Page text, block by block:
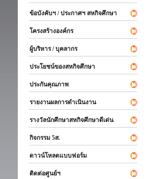
ข้อบังคับฯ / ประกาศฯ สหกิจศึกษา
โครงสร้างองค์กร
ผู้บริหาร / บุคลากร
ประโยชน์ของสหกิจศึกษา
ประกันคุณภาพ
รายงานผลการดำเนินงาน
รางวัลนักศึกษาสหกิจศึกษาดีเด่น
กิจกรรม 5ส.
ดาวน์โหลดแบบฟอร์ม
ติดต่อศูนย์ฯ